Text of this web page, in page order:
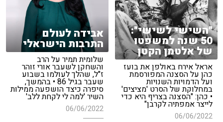
אבידה לעולם
התרבות הישראלי
שלומית תמיר על הרב
והשחקן לשעבר אורי זוהר
ז"ל, שהלך לעולמו בשבוע
שעבר בגיל 86 • בהמשך,
סיפרה כיצד הושפעה ממילות
השיר 'למה לי לקחת ללב'
06/06/2022
"השישי לשישי":
50 שנה למשפטו
של אלטמן הקטן
אראל אירח באולפן את בועז
כהן על הסצנה המפורסמת
ועל הדמויות השנויות
במחלוקת של הסרט 'מציצים'
• כהן: "הסצנה בצריף היא כדי
לייצר אמפתיה לקרבן"
06/06/2022